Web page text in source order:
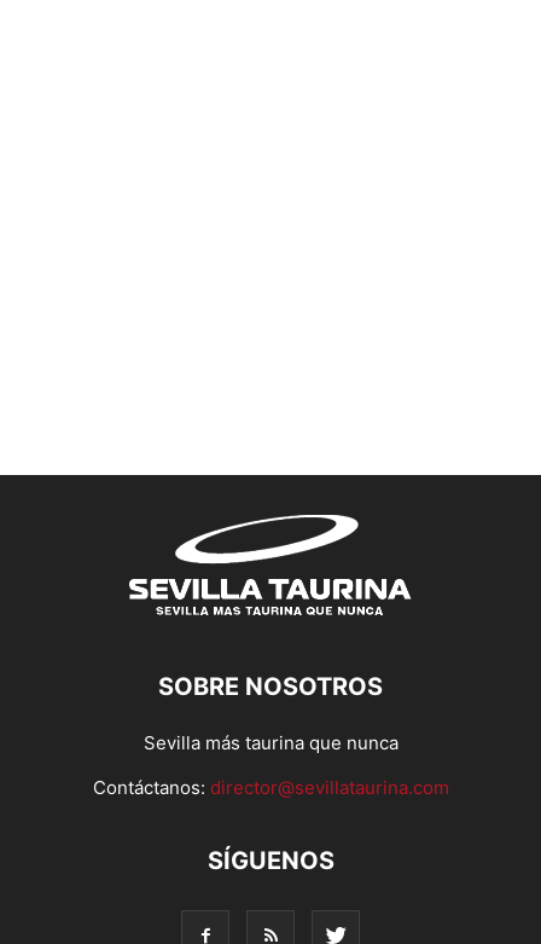
SOBRE NOSOTROS
Sevilla más taurina que nunca
Contáctanos: director@sevillataurina.com
SÍGUENOS